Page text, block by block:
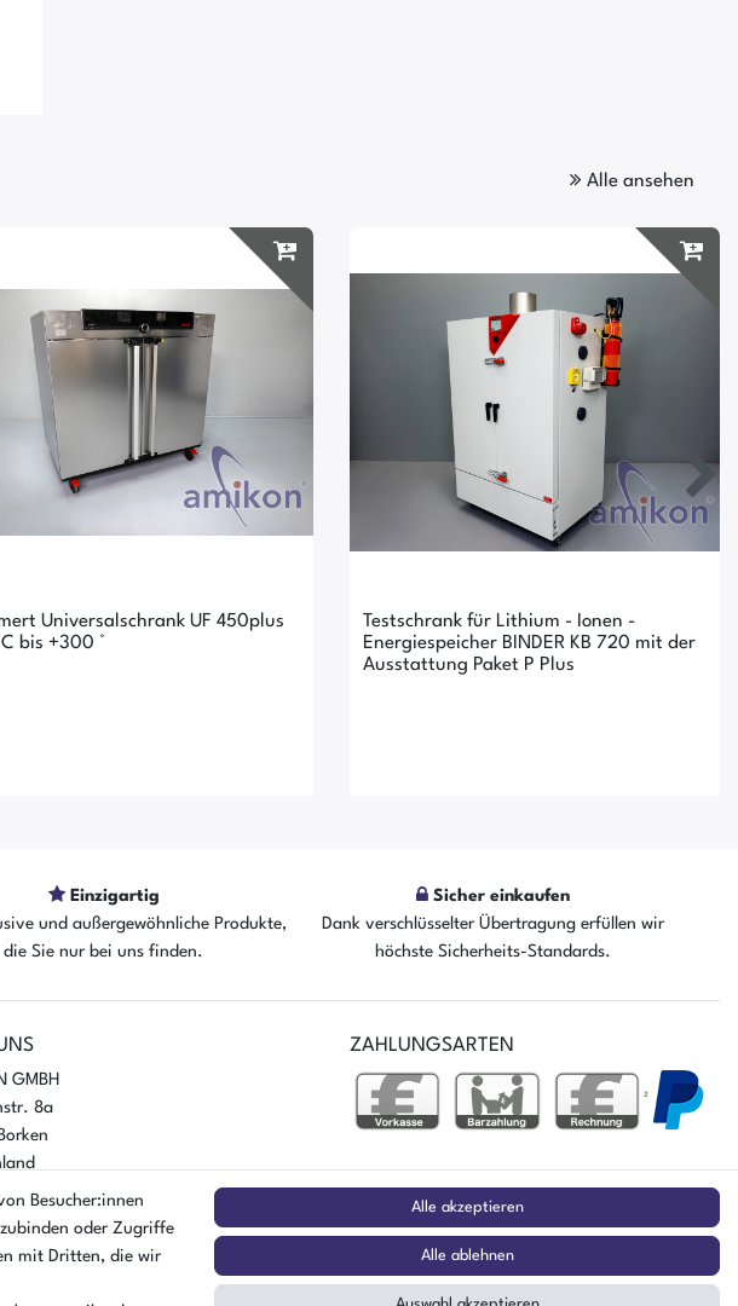
Alle ansehen
Universalschrank UF 450plus
bis +300 °
Der Artikel ist sofort verfügbar
Testschrank für Lithium - Ionen -
Energiespeicher BINDER KB 720 mit der
Ausstattung Paket P Plus
Der Artikel ist sofort verfügbar
Einzigartig
und außergewöhnliche Produkte,
die Sie nur bei uns finden.
Sicher einkaufen
Dank verschlüsselter Übertragung erfüllen wir
höchste Sicherheits-Standards.
GMBH
8a
Montag - Donnerstag
Uhr
ZAHLUNGSARTEN
²
Besucher:innen
oder Zugriffe
mit Dritten, die wir
Alle akzeptieren
Alle ablehnen